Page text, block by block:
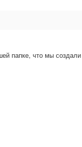
папке, что мы создали